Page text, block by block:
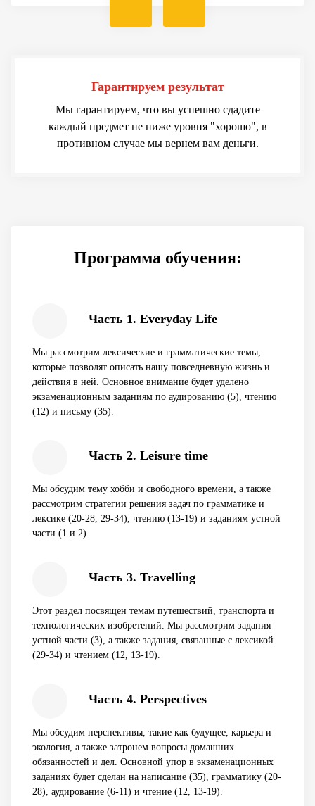
Гарантируем результат
Мы гарантируем, что вы успешно сдадите
каждый предмет не ниже уровня "хорошо", в
противном случае мы вернем вам деньги.
Программа обучения:
Часть 1. Everyday Life
Мы рассмотрим лексические и грамматические темы,
которые позволят описать нашу повседневную жизнь и
действия в ней. Основное внимание будет уделено
экзаменационным заданиям по аудированию (5), чтению
(12) и письму (35).
Часть 2. Leisure time
Мы обсудим тему хобби и свободного времени, а также
рассмотрим стратегии решения задач по грамматике и
лексике (20-28, 29-34), чтению (13-19) и заданиям устной
части (1 и 2).
Часть 3. Travelling
Этот раздел посвящен темам путешествий, транспорта и
технологических изобретений. Мы рассмотрим задания
устной части (3), а также задания, связанные с лексикой
(29-34) и чтением (12, 13-19).
Часть 4. Perspectives
Мы обсудим перспективы, такие как будущее, карьера и
экология, а также затронем вопросы домашних
обязанностей и дел. Основной упор в экзаменационных
заданиях будет сделан на написание (35), грамматику (20-
28), аудирование (6-11) и чтение (12, 13-19).